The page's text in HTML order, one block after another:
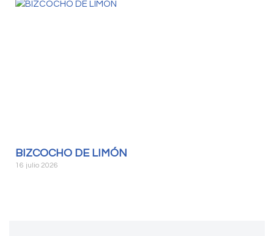
BIZCOCHO DE LIMÓN
16 julio 2026